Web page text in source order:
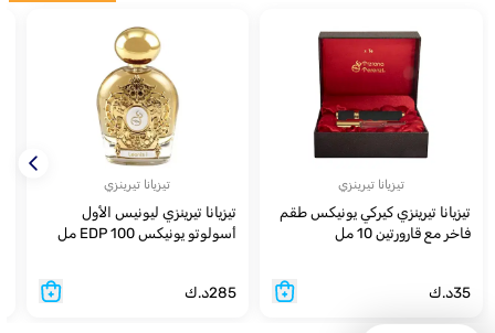
تيزيانا تيرينزي
تيزيانا تيرينزي كيركي يونيكس طقم
فاخر مع قارورتين 10 مل
35د.ك
تيزيانا تيرينزي
تيزيانا تيرينزي ليونيس الأول
أسولوتو يونيكس EDP 100 مل
285د.ك